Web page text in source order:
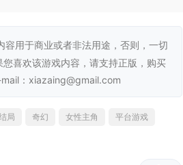
用于商业或者非法用途，否则，一切
喜欢该游戏内容，请支持正版，购买
：xiazaing@gmail.com
局 奇幻 女性主角 平台游戏